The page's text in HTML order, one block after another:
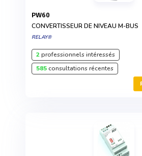
PW60
CONVERTISSEUR DE NIVEAU M-BUS
RELAY®
2professionnels intéressés
585consultations récentes